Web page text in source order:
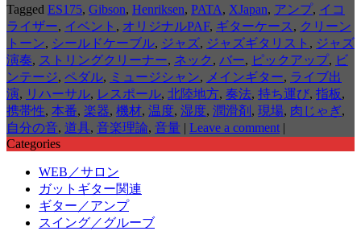
Tagged ES175, Gibson, Henriksen, PATA, XJapan, アンプ, イコ
ライザー, イベント , オリジナルPAF, ギターケース , クリーン
トーン, シールドケーブル, ジャズ, ジャズギタリスト , ジャズ
演奏, ストリングクリーナー, ネック , バー, ピックアップ, ビ
ンテージ, ペダル, ミュージシャン, メインギター, ライブ出
演, リハーサル, レスポール, 北陸地方, 奏法, 持ち運び, 指板,
携帯性, 本番, 楽器, 機材, 温度, 湿度, 潤滑剤 , 現場, 肉じゃぎ,
自分の音, 道具, 音楽理論, 音量 | Leave a comment |
Categories
WEB／サロン
ガットギター関連
ギター／アンプ
スイング／グルーブ